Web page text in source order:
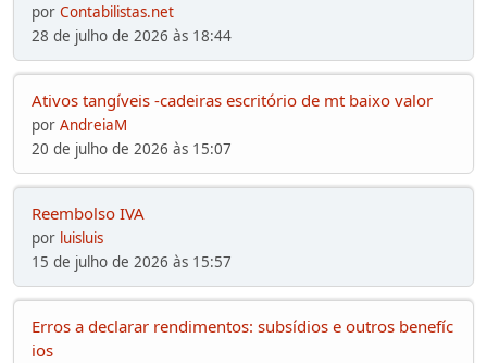
por Contabilistas.net
28 de julho de 2026 às 18:44
Ativos tangíveis -cadeiras escritório de mt baixo valor
por AndreiaM
20 de julho de 2026 às 15:07
Reembolso IVA
por luisluis
15 de julho de 2026 às 15:57
Erros a declarar rendimentos: subsídios e outros benefíc
ios